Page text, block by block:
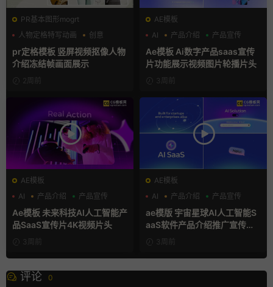
PR基本图形mogrt
人物定格特写动画
创意
动态海报
pr定格模板 竖屏视频抠像人物
介绍冻结帧画面展示
2周前
AE模板
AI
产品介绍 产品宣传
Ae模板 Ai数字产品saas宣传
片功能展示视频图片轮播片头
3周前
AE模板
AI
产品介绍 产品宣传
Ae模板 未来科技AI人工智能产
品SaaS宣传片4K视频片头
3周前
AE模板
AI
产品介绍 产品宣传
ae模版 宇宙星球AI人工智能S
aaS软件产品介绍推广宣传片A
e模板
3周前
评论 0